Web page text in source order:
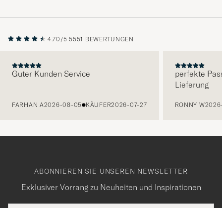
4.70/5 5551 BEWERTUNGEN
Guter Kunden Service
FARHAN A2026-08-05 KÄUFER2026-07-27
perfekte
Lieferung
RONNY W
ABONNIEREN SIE UNSEREN NEWSLETTER
Exklusiver Vorrang zu Neuheiten und Inspirationen